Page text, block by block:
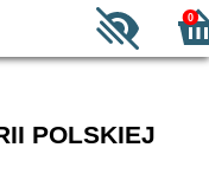
0
POLSKIEJ